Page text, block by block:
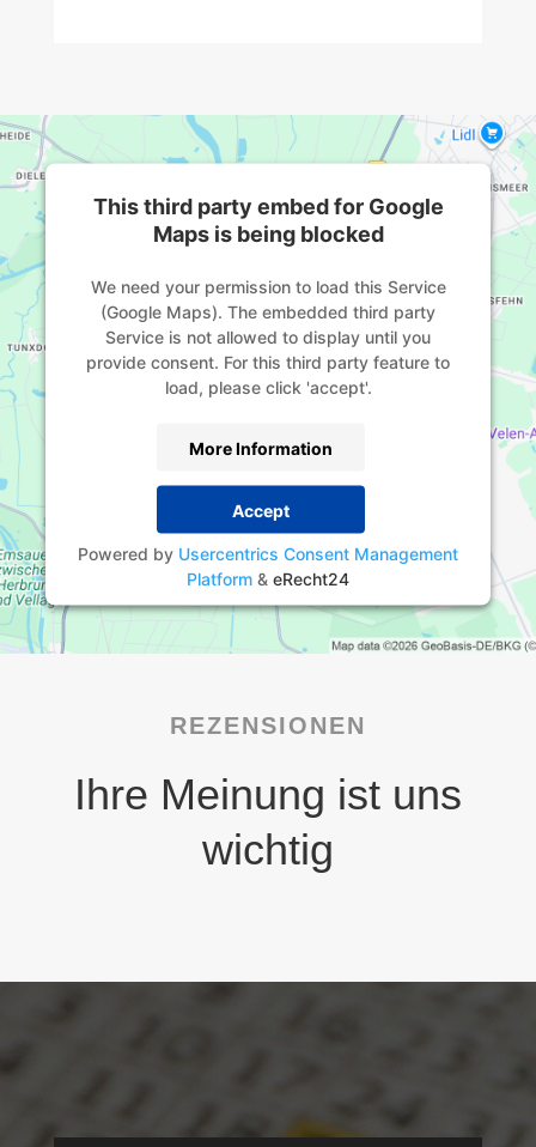
This third party embed for Google
Maps is being blocked
We need your permission to load this Service
(Google Maps). The embedded third party
Service is not allowed to display until you
provide consent. For this third party feature to
load, please click 'accept'.
More Information
Accept
Powered by Usercentrics Consent Management
Platform & eRecht24
REZENSIONEN
Ihre Meinung ist uns
wichtig